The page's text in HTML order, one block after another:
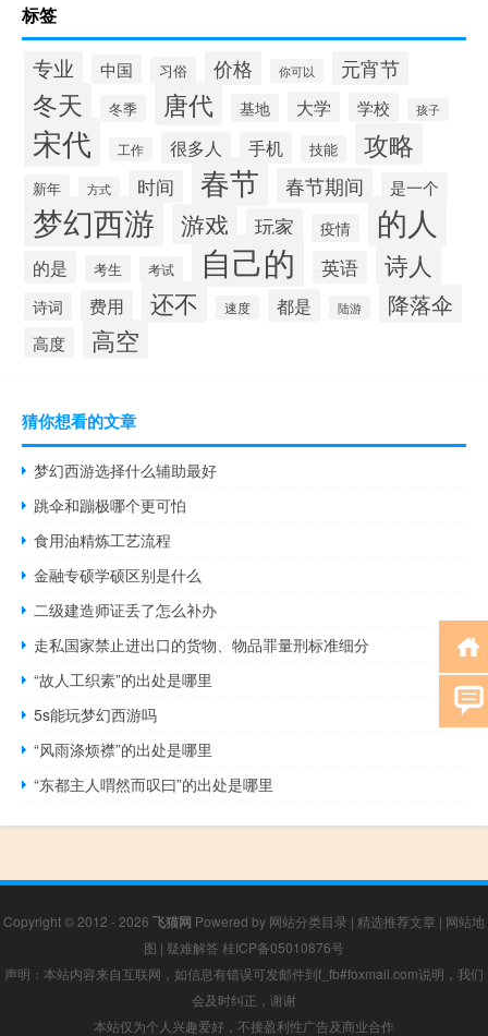
标签
专业 中国 习俗 价格 你可以 元宵节
冬天 冬季 唐代 基地 大学 学校 孩子
宋代 工作 很多人 手机 技能 攻略
新年 方式 时间 春节 春节期间 是一个
梦幻西游 游戏 玩家 疫情 的人
的是 考生 考试 自己的 英语 诗人
诗词 费用 还不 速度 都是 陆游 降落伞
高度 高空
猜你想看的文章
梦幻西游选择什么辅助最好
跳伞和蹦极哪个更可怕
食用油精炼工艺流程
金融专硕学硕区别是什么
二级建造师证丢了怎么补办
走私国家禁止进出口的货物、物品罪量刑标准细分
“故人工织素”的出处是哪里
5s能玩梦幻西游吗
“风雨涤烦襟”的出处是哪里
“东都主人喟然而叹曰”的出处是哪里
Copyright © 2012 - 2026 飞猫网 Powered by 网站分类目录 | 精选推荐文章 | 网站地
图 | 疑难解答 桂ICP备05010876号
声明：本站内容来自互联网，如信息有错误可发邮件到f_fb#foxmail.com说明，我们
会及时纠正，谢谢
本站仅为个人兴趣爱好，不接盈利性广告及商业合作